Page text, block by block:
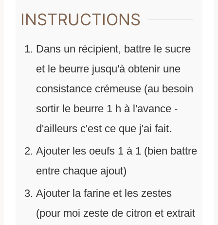
INSTRUCTIONS
Dans un récipient, battre le sucre
et le beurre jusqu'à obtenir une
consistance crémeuse (au besoin
sortir le beurre 1 h à l'avance -
d'ailleurs c'est ce que j'ai fait.
Ajouter les oeufs 1 à 1 (bien battre
entre chaque ajout)
Ajouter la farine et les zestes
(pour moi zeste de citron et extrait